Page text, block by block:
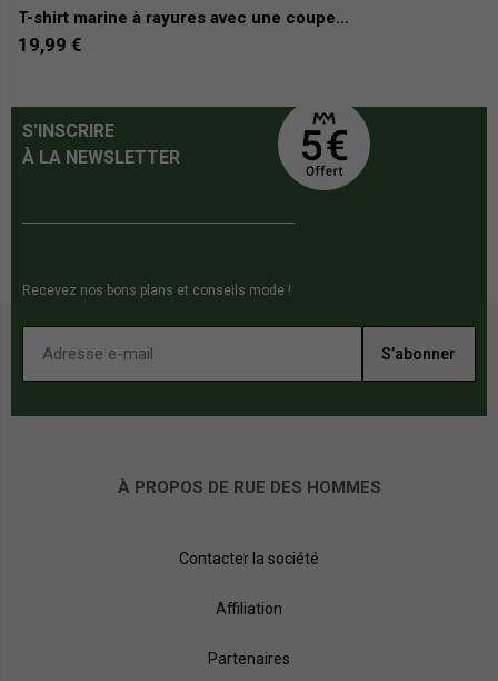
T-shirt marine à rayures avec une coupe...
19,99 €
S'INSCRIRE
À LA NEWSLETTER
Recevez nos bons plans et conseils mode !
S’abonner
À PROPOS DE RUE DES HOMMES
Contacter la société
Affiliation
Partenaires